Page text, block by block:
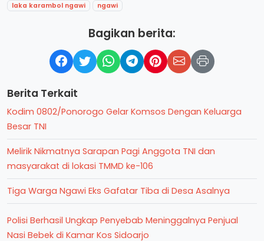
laka karambol ngawi
ngawi
Bagikan berita:
Berita Terkait
Kodim 0802/Ponorogo Gelar Komsos Dengan Keluarga
Besar TNI
Melirik Nikmatnya Sarapan Pagi Anggota TNI dan
masyarakat di lokasi TMMD ke-106
Tiga Warga Ngawi Eks Gafatar Tiba di Desa Asalnya
Polisi Berhasil Ungkap Penyebab Meninggalnya Penjual
Nasi Bebek di Kamar Kos Sidoarjo